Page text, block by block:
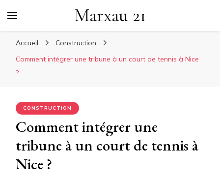
Marxau 21
Accueil
Construction
Comment intégrer une tribune à un court de tennis à Nice
?
CONSTRUCTION
Comment intégrer une
tribune à un court de tennis à
Nice ?